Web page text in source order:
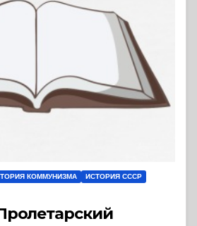
КОММУНИЗМА
ИСТОРИЯ СССР